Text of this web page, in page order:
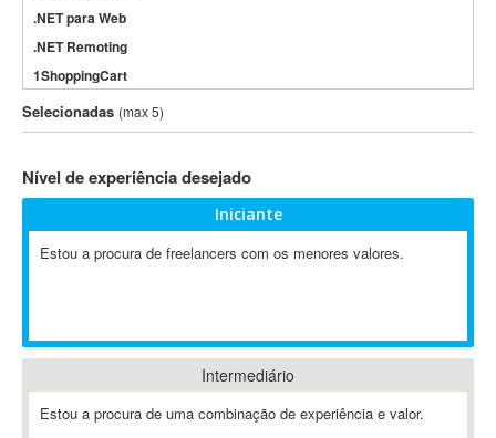
.NET para Web
.NET Remoting
1ShoppingCart
3DS Max
3GSM
802.11
A-GPS
ABAP
Abaqus
ABBYY FineReader
Selecionadas (max 5)
Nível de experiência desejado
Iniciante
Estou a procura de freelancers com os menores valores.
Intermediário
Estou a procura de uma combinação de experiência e valor.